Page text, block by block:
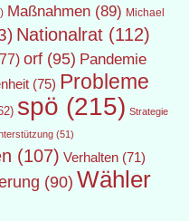
Maßnahmen (89) Michael
Nationalrat (112)
orf (95) Pandemie
(75) Probleme
spö (215) Strategie
(51)
(107) Verhalten (71)
(90) Wähler